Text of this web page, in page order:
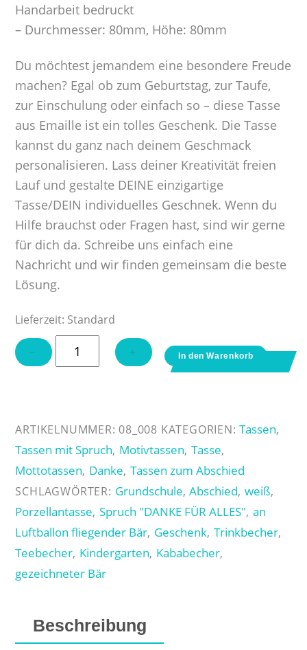
Handarbeit bedruckt
– Durchmesser: 80mm, Höhe: 80mm
Du möchtest jemandem eine besondere Freude
machen? Egal ob zum Geburtstag, zur Taufe,
zur Einschulung oder einfach so – diese Tasse
aus Emaille ist ein tolles Geschenk. Die Tasse
kannst du ganz nach deinem Geschmack
personalisieren. Lass deiner Kreativität freien
Lauf und gestalte DEINE einzigartige
Tasse/DEIN individuelles Geschnek. Wenn du
Hilfe brauchst oder Fragen hast, sind wir gerne
für dich da. Schreibe uns einfach eine
Nachricht und wir finden gemeinsam die beste
Lösung.
Lieferzeit: Standard
−
Tasse
"Danke
mit
Bären
Menge
+ In den Warenkorb
ARTIKELNUMMER: 08_008 KATEGORIEN:Tassen,
Tassen mit Spruch, Motivtassen, Tasse,
Mottotassen, Danke, Tassen zum Abschied
SCHLAGWÖRTER: Grundschule,Abschied, weiß,
Porzellantasse, Spruch "DANKE FÜR ALLES", an
Luftballon fliegender Bär, Geschenk, Trinkbecher,
Teebecher, Kindergarten, Kababecher,
gezeichneter Bär
Beschreibung